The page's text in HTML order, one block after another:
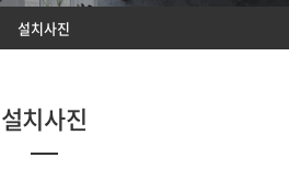
설치사진
설치사진